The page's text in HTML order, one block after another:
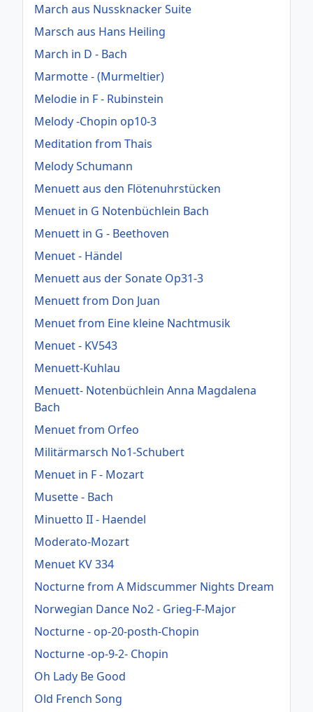
March aus Nussknacker Suite
Marsch aus Hans Heiling
March in D - Bach
Marmotte - (Murmeltier)
Melodie in F - Rubinstein
Melody -Chopin op10-3
Meditation from Thais
Melody Schumann
Menuett aus den Flötenuhrstücken
Menuet in G Notenbüchlein Bach
Menuett in G - Beethoven
Menuet - Händel
Menuett aus der Sonate Op31-3
Menuett from Don Juan
Menuet from Eine kleine Nachtmusik
Menuet - KV543
Menuett-Kuhlau
Menuett- Notenbüchlein Anna Magdalena
Bach
Menuet from Orfeo
Militärmarsch No1-Schubert
Menuet in F - Mozart
Musette - Bach
Minuetto II - Haendel
Moderato-Mozart
Menuet KV 334
Nocturne from A Midscummer Nights Dream
Norwegian Dance No2 - Grieg-F-Major
Nocturne - op-20-posth-Chopin
Nocturne -op-9-2- Chopin
Oh Lady Be Good
Old French Song